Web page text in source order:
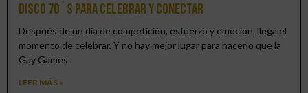
DISCO 70´S para celebrar y conectar
Después de un día de competición, esfuerzo y emoción, llega el
momento de celebrar. Y no hay mejor lugar para hacerlo que la
Gay Games
LEER MÁS »